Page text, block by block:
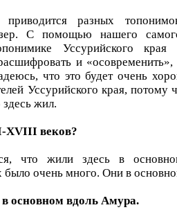
разных
С помощью нашего
Уссурийского края
и «осовременить»,
что это будет очень
Уссурийского края, потому
здесь жил.
XVIII веков?
что жили здесь в
было очень много. Они в
основном вдоль Амура.